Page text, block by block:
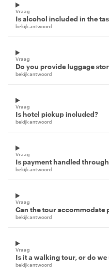
Vraag
Is alcohol included in the
bekijk antwoord
Vraag
Do you provide luggage
bekijk antwoord
Vraag
Is hotel pickup included?
bekijk antwoord
Vraag
Is payment handled
bekijk antwoord
Vraag
Can the tour accommodate
bekijk antwoord
Vraag
Is it a walking tour, or do
bekijk antwoord